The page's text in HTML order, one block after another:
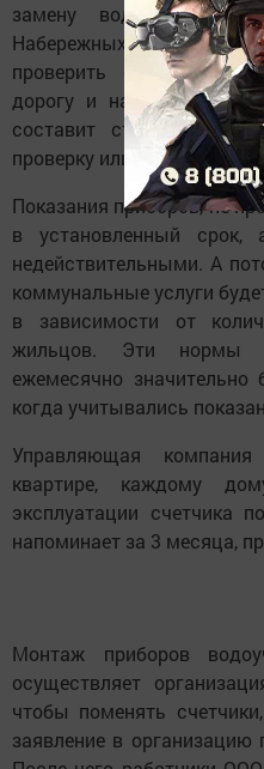
замену водосчетчика.
Набережных Челнах.
проверить счетчик,
дорогу и на саму
составит стоимость
проверку или замену
Показания приборов, не
в установленный срок,
недействительными. А
коммунальные услуги
в зависимости от
жильцов. Эти нормы
ежемесячно
когда учитывались
Управляющая
квартире, каждому
эксплуатации счетчика
напоминает за 3 месяца,
Монтаж приборов
осуществляет
чтобы поменять
заявление в